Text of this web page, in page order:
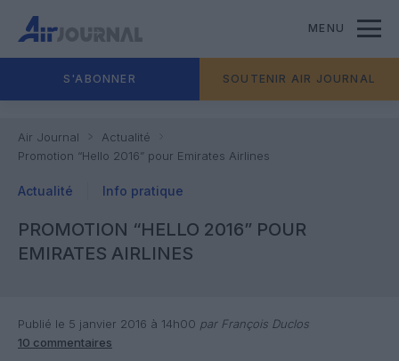
MENU
S'ABONNER SOUTENIR AIR JOURNAL
Air Journal
Actualité
Promotion “Hello 2016” pour Emirates Airlines
Actualité Info pratique
PROMOTION “HELLO 2016” POUR
EMIRATES AIRLINES
Publié le 5 janvier 2016 à 14h00 par François Duclos
10 commentaires